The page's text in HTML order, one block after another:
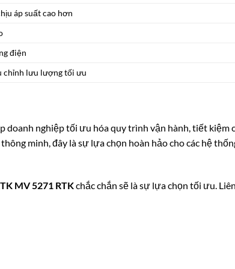
áp suất cao hơn
điện
chỉnh lưu lượng tối ưu
doanh nghiệp tối ưu hóa quy trình vận hành, tiết kiệm
minh, đây là sự lựa chọn hoàn hảo cho các hệ
MV 5271 RTKchắc chắn sẽ là sự lựa chọn tối ưu.